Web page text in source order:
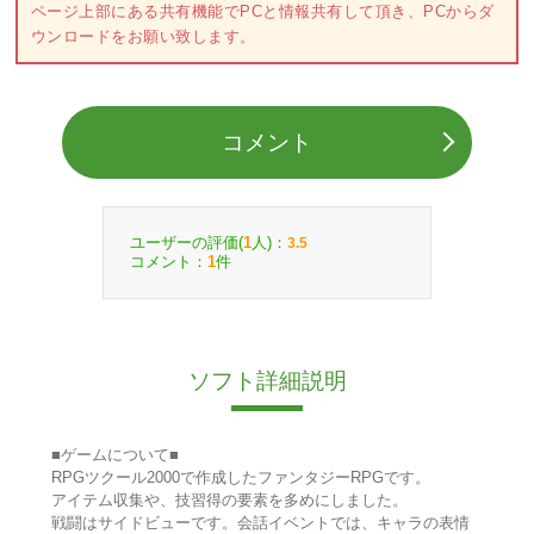
ページ上部にある共有機能でPCと情報共有して頂き、PCからダ
ウンロードをお願い致します。
コメント
ユーザーの評価(1 人)： 3.5
コメント： 1件
ソフト詳細説明
■ゲームについて■
RPGツクール2000で作成したファンタジーRPGです。
アイテム収集や、技習得の要素を多めにしました。
戦闘はサイドビューです。会話イベントでは、キャラの表情